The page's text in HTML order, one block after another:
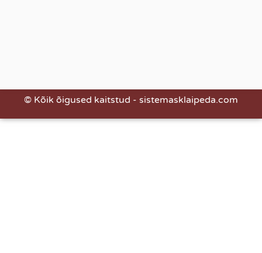
© Kõik õigused kaitstud - sistemasklaipeda.com